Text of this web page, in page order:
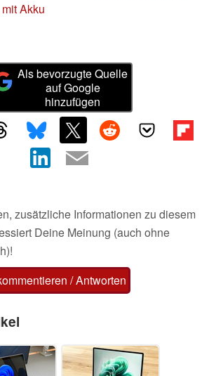
Akku
Als bevorzugte Quelle
auf Google
hinzufügen
zusätzliche Informationen zu diesem
Deine Meinung (auch ohne
/ Antworten